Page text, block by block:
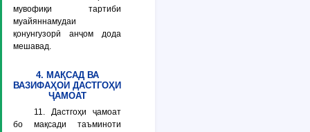
мувофиқи тартиби
муайяннамудаи
қонунгузорӣ анҷом дода
мешавад.
4. МАҚСАД ВА
ВАЗИФАҲОИ ДАСТГОҲИ
ҶАМОАТ
11. Дастгоҳи ҷамоат
бо мақсади таъминоти